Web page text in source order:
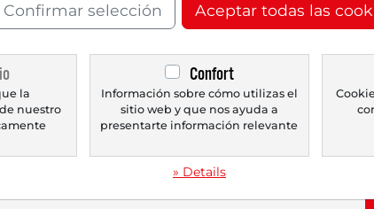
ahora con una
.
Confirmar selección Aceptar todas las
la
nuestro
Confort
Información sobre cómo utilizas el
sitio web y que nos ayuda a
presentarte información relevante
» Details